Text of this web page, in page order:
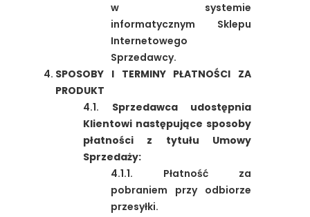
w systemie
informatycznym Sklepu
Internetowego
Sprzedawcy.
SPOSOBY I TERMINY PŁATNOŚCI ZA
PRODUKT
4.1. Sprzedawca udostępnia
Klientowi następujące sposoby
płatności z tytułu Umowy
Sprzedaży:
4.1.1. Płatność za
pobraniem przy odbiorze
przesyłki.